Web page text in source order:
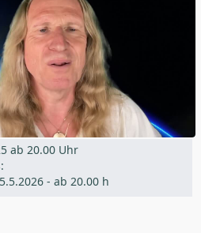
ab 20.00 Uhr
- ab 20.00 h